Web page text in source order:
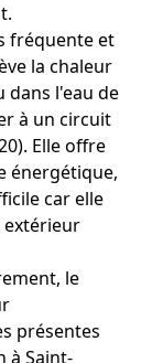
fréquente et
la chaleur
dans l'eau de
à un circuit
Elle offre
énergétique,
car elle
extérieur
le
présentes
à Saint-